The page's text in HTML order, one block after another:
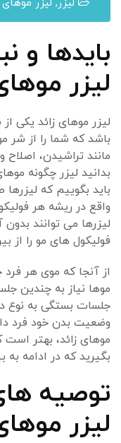
بایدها و
لیزر
لیزر موهای زائد یکی
باشد که شما را از شر
مانند تراشیدن،
بدانید لیزر چگونه
باید بگوییم که
واقع در ریشه هر
لیزرها می توانند
فولیکول های مو را از
از آنجا که موی هر
موها نیاز به چندین
جلسات بستگی به نوع
وضعیت بدن خود فرد
موهای زائد، بهتر است
بگیرید که در ادامه
توصیه
لیزر